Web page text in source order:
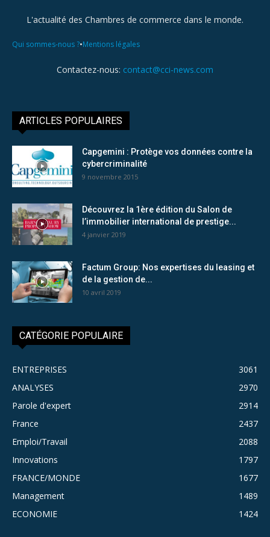
L'actualité des Chambres de commerce dans le monde.
Qui sommes-nous ?•Mentions légales
Contactez-nous: contact@cci-news.com
ARTICLES POPULAIRES
Capgemini : Protège vos données contre la
cybercriminalité
9 novembre 2015
Découvrez la 1ère édition du Salon de
l’immobilier international de prestige...
4 janvier 2019
Factum Group: Nos expertises du leasing et
de la gestion de...
10 avril 2019
CATÉGORIE POPULAIRE
ENTREPRISES
3061
ANALYSES
2970
Parole d'expert
2914
France
2437
Emploi/Travail
2088
Innovations
1797
FRANCE/MONDE
1677
Management
1489
ECONOMIE
1424